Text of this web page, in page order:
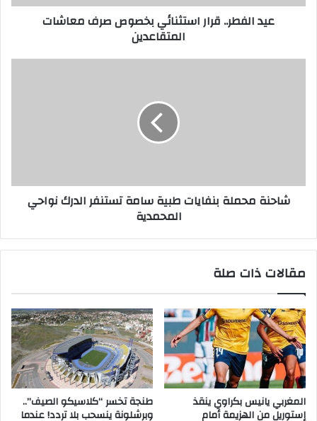
عيد الفطر.. قرار استثنائي بخصوص صرف معاشات
المتقاعدين
شاحنة محملة بنفايات طبية سامة تستنفر الدرك نواحي
المحمدية
مقالات ذات صلة
المغربي يانيس بكراوي ينقذ
إستوريل من الهزيمة أمام
طنجة تخسر “كلاسيكو الصيف”..
وبرشلونة ينسحب بلا تردد! عندما